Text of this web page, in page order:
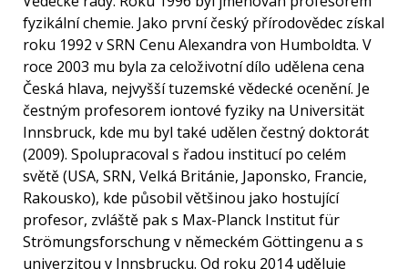
fyzikální chemie. Jako první český přírodovědec získal
roku 1992 v SRN Cenu Alexandra von Humboldta. V
roce 2003 mu byla za celoživotní dílo udělena cena
Česká hlava, nejvyšší tuzemské vědecké ocenění. Je
čestným profesorem iontové fyziky na Universität
Innsbruck, kde mu byl také udělen čestný doktorát
(2009). Spolupracoval s řadou institucí po celém
světě (USA, SRN, Velká Británie, Japonsko, Francie,
Rakousko), kde působil většinou jako hostující
profesor, zvláště pak s Max-Planck Institut für
Strömungsforschung v německém Göttingenu a s
univerzitou v Innsbrucku. Od roku 2014 uděluje